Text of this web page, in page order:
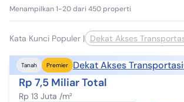
Menampilkan 1-20 dari 450 properti
Kata Kunci Populer | Dekat Akses
Tanah Premier Dekat Akses Transportasi
Rp 7,5 Miliar Total
Rp 13 Juta /m²